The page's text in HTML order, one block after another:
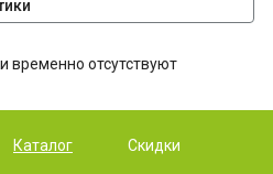
временно отсутствуют
Каталог Скидки